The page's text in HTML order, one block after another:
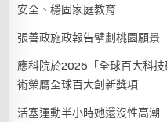
安全、穩固家庭教育
張善政施政報告擘劃桃園願
應科院於2026「全球百大科
術榮膺全球百大創新獎項
活塞運動半小時她還沒性高潮